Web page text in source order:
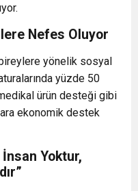
Nefes Oluyor
yönelik sosyal
yüzde 50
ürün desteği gibi
ekonomik destek
Yoktur,